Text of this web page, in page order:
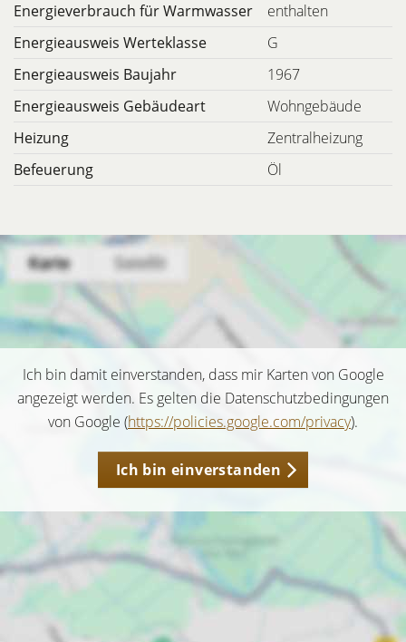
Energieverbrauch für Warmwasser
enthalten
Energieausweis Werteklasse
G
Energieausweis Baujahr
1967
Energieausweis Gebäudeart
Wohngebäude
Heizung
Zentralheizung
Befeuerung
Öl
Ich bin damit einverstanden, dass mir Karten von Google
angezeigt werden. Es gelten die Datenschutzbedingungen
von Google (https://policies.google.com/privacy).
Ich bin einverstanden